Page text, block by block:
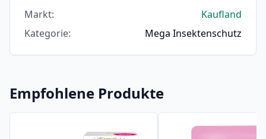
Markt:
Kaufland
Kategorie: Mega Insektenschutz
Empfohlene Produkte